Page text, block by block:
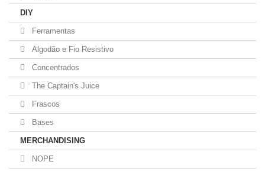
DIY
Ferramentas
Algodão e Fio Resistivo
Concentrados
The Captain's Juice
Frascos
Bases
MERCHANDISING
NOPE